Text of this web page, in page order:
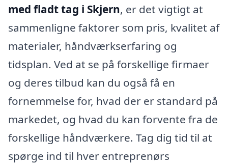
med fladt tag i Skjern, er det vigtigt at
sammenligne faktorer som pris, kvalitet af
materialer, håndværkserfaring og
tidsplan. Ved at se på forskellige firmaer
og deres tilbud kan du også få en
fornemmelse for, hvad der er standard på
markedet, og hvad du kan forvente fra de
forskellige håndværkere. Tag dig tid til at
spørge ind til hver entreprenørs